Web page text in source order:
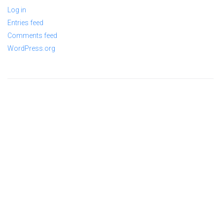
Log in
Entries feed
Comments feed
WordPress.org